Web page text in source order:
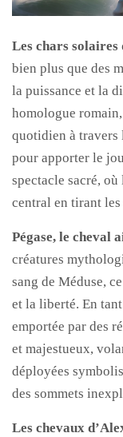
Les chars solaires
bien plus que des
la puissance et la
homologue
quotidien à travers
pour apporter le
spectacle sacré,
central en tirant
Pégase, le cheval
créatures
sang de Méduse,
et la liberté. En
emportée par des
et majestueux,
déployées
des sommets
Les chevaux